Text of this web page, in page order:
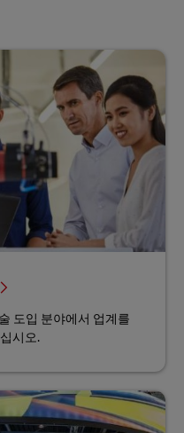
도입 분야에서 업계를
시오.